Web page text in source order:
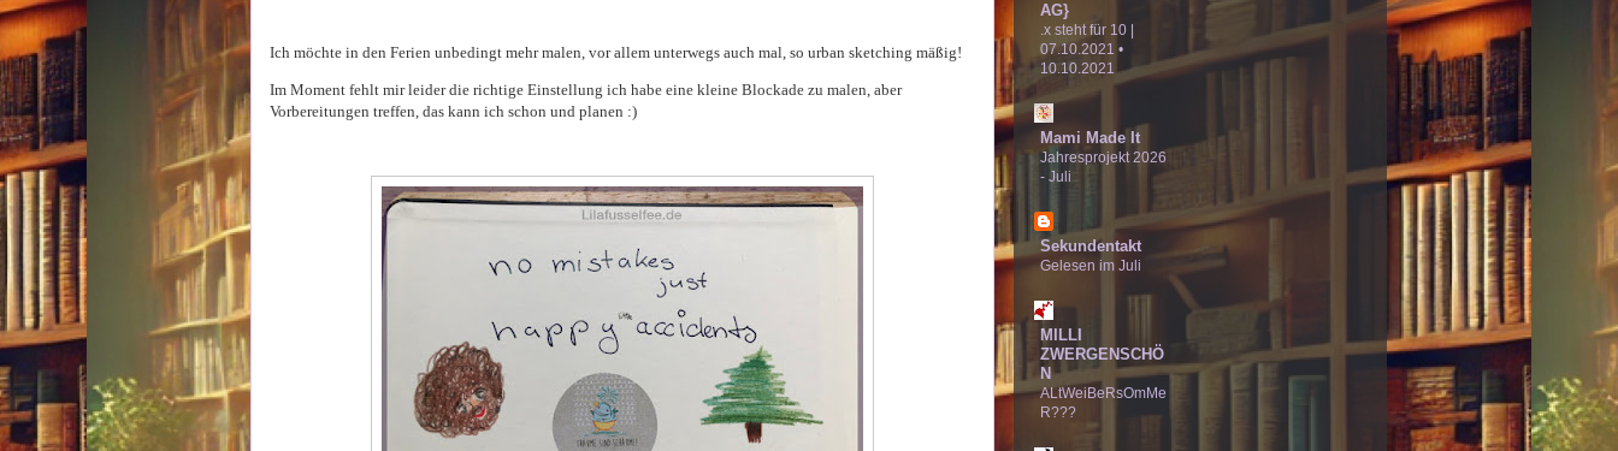
Ich möchte in den Ferien unbedingt mehr malen, vor allem unterwegs auch mal, so urban sketching mäßig!
Im Moment fehlt mir leider die richtige Einstellung ich habe eine kleine Blockade zu malen, aber
Vorbereitungen treffen, das kann ich schon und planen :)
AG}
.x steht für 10 |
07.10.2021 •
10.10.2021
Mami Made It
Jahresprojekt 2026
- Juli
Sekundentakt
Gelesen im Juli
MILLI
ZWERGENSCHÖ
N
ALtWeiBeRsOmMe
R???